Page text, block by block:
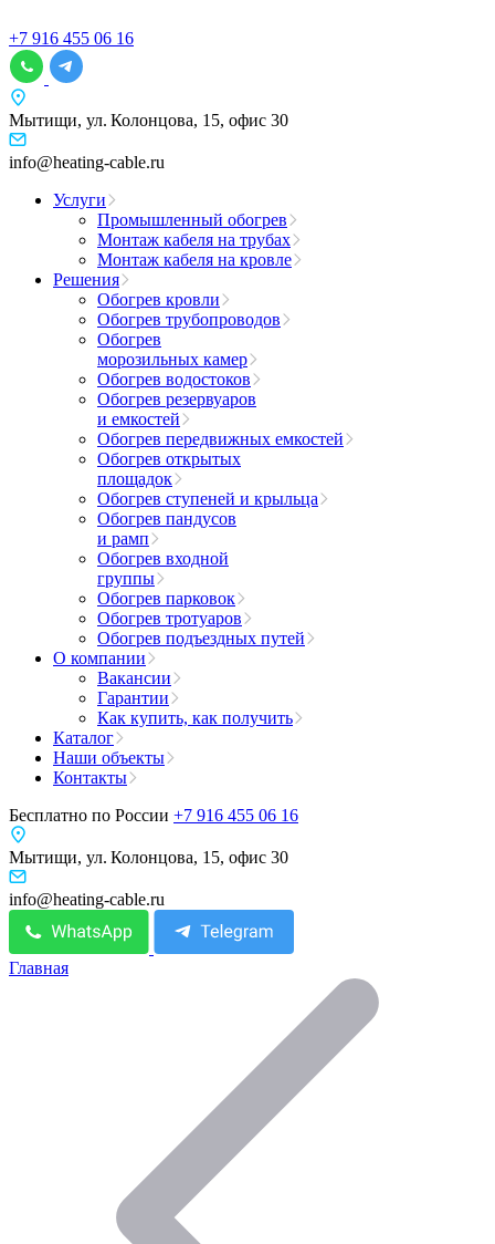
+7 916 455 06 16
Мытищи, ул. Колонцова, 15, офис 30
info@heating-cable.ru
Услуги
Промышленный обогрев
Монтаж кабеля на трубах
Монтаж кабеля на кровле
Решения
Обогрев кровли
Обогрев трубопроводов
Обогрев
морозильных камер
Обогрев водостоков
Обогрев резервуаров
и емкостей
Обогрев передвижных емкостей
Обогрев открытых
площадок
Обогрев ступеней и крыльца
Обогрев пандусов
и рамп
Обогрев входной
группы
Обогрев парковок
Обогрев тротуаров
Обогрев подъездных путей
О компании
Вакансии
Гарантии
Как купить, как получить
Каталог
Наши объекты
Контакты
Бесплатно по России +7 916 455 06 16
Мытищи, ул. Колонцова, 15, офис 30
info@heating-cable.ru
Главная